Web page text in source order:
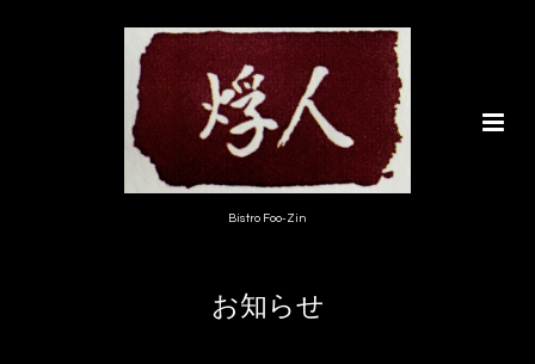
Bistro Foo-Zin
お知らせ